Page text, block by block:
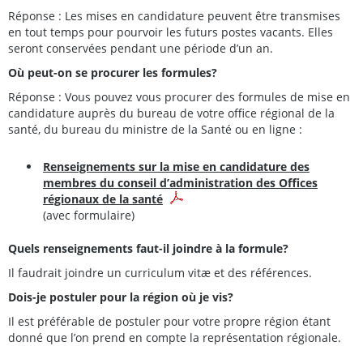
Réponse : Les mises en candidature peuvent être transmises
en tout temps pour pourvoir les futurs postes vacants. Elles
seront conservées pendant une période d’un an.
Où peut-on se procurer les formules?
Réponse : Vous pouvez vous procurer des formules de mise en
candidature auprès du bureau de votre office régional de la
santé, du bureau du ministre de la Santé ou en ligne :
Renseignements sur la mise en candidature des
membres du conseil d’administration des Offices
régionaux de la santé
(avec formulaire)
Quels renseignements faut-il joindre à la formule?
Il faudrait joindre un curriculum vitæ et des références.
Dois-je postuler pour la région où je vis?
Il est préférable de postuler pour votre propre région étant
donné que l’on prend en compte la représentation régionale.